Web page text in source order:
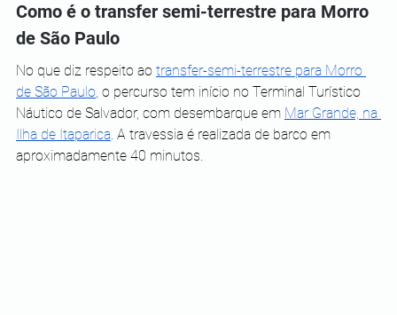
Como é o transfer semi-terrestre para Morro
de São Paulo
No que diz respeito ao transfer-semi-terrestre para Morro
de São Paulo, o percurso tem início no Terminal Turístico
Náutico de Salvador, com desembarque em Mar Grande, na
Ilha de Itaparica. A travessia é realizada de barco em
aproximadamente 40 minutos.